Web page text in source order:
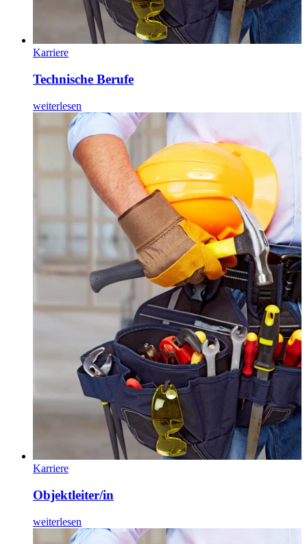
Karriere
Technische Berufe
weiterlesen
Karriere
Objektleiter/in
weiterlesen